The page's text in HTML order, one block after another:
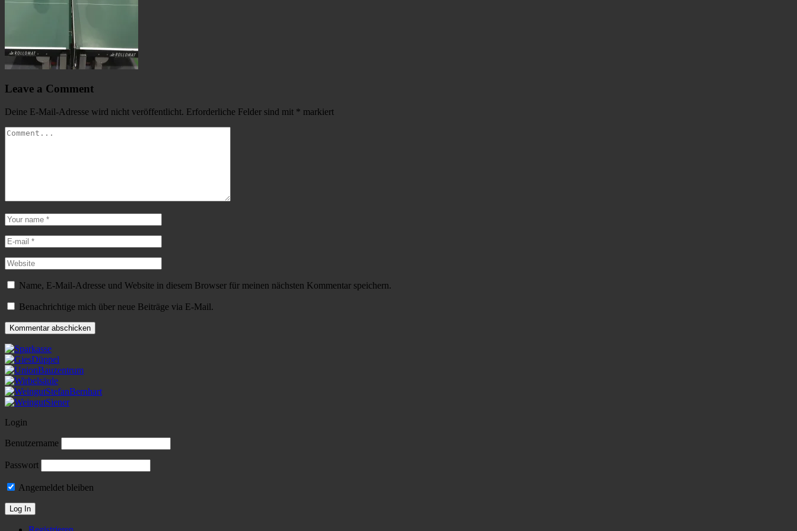
Leave a Comment
Deine E-Mail-Adresse wird nicht veröffentlicht. Erforderliche Felder sind mit * markiert
Name, E-Mail-Adresse und Website in diesem Browser für meinen nächsten Kommentar speichern.
Benachrichtige mich über neue Beiträge via E-Mail.
Login
Benutzername
Passwort
Angemeldet bleiben